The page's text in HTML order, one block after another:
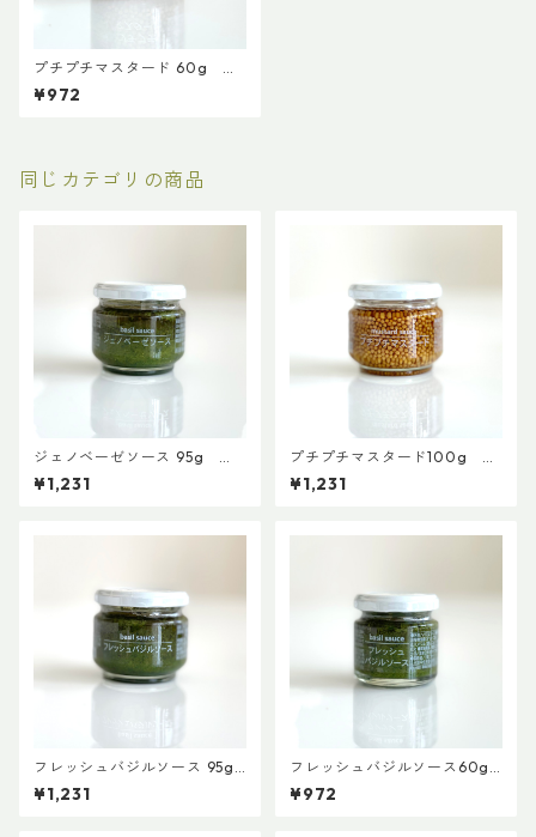
プチプチマスタード 60g
【ファインド・ニューズ】【3,
980円以上送料無料】（添加
¥972
同じカテゴリの商品
ジェノベーゼソース 95g
【ファインド・ニューズ】【3,
980円以上送料無料】（添加
¥1,231
プチプチマスタード100g
【ファインド・ニューズ】【3,
980円以上送料無料】（添加
¥1,231
フレッシュバジルソース 95g
【ファインド・ニューズ】
【3,980円以上送料無料】（添
¥1,231
フレッシュバジルソース60g
【ファインド・ニューズ】
【3,980円以上送料無料】（添
¥972